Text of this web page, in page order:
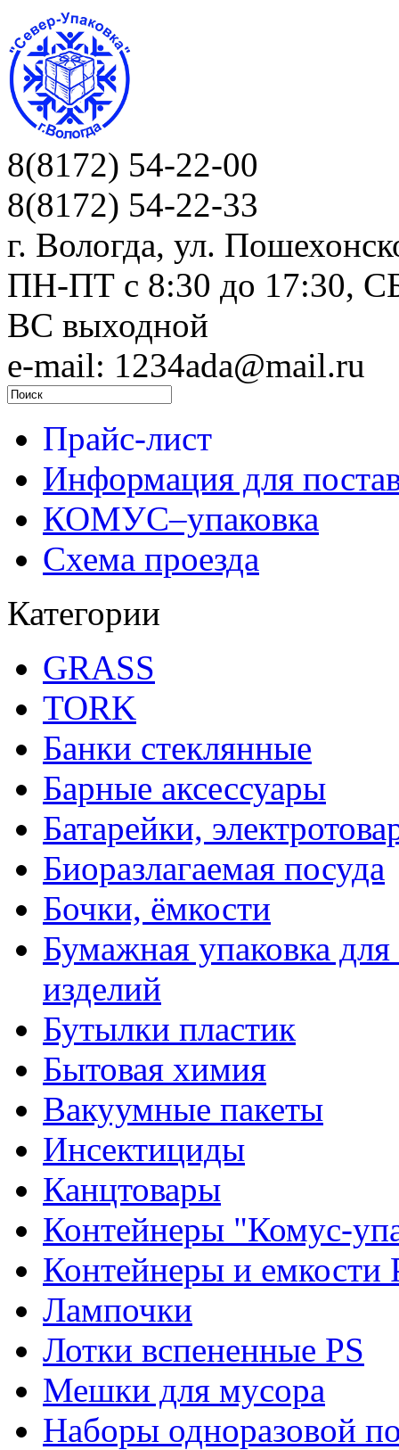
8(8172) 54-22-00
8(8172) 54-22-33
г. Вологда, ул.
ПН-ПТ c 8:30 до 17:30,
ВС выходной
e-mail: 1234ada@mail.ru
Прайс-лист
Информация для
КОМУС–упаковка
Схема проезда
Категории
GRASS
TORK
Банки стеклянные
Барные аксессуары
Батарейки,
Биоразлагаемая посуда
Бочки, ёмкости
Бумажная упаковка
изделий
Бутылки пластик
Бытовая химия
Вакуумные пакеты
Инсектициды
Канцтовары
Контейнеры "Комус-
Контейнеры и емкости
Лампочки
Лотки вспененные PS
Мешки для мусора
Наборы одноразовой